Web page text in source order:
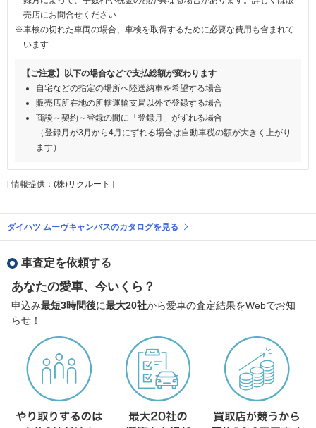
売店にお問合せください
※車検の切れた車両の場合、車検を取得するために必要な費用も含まれて
います
【ご注意】以下の場合などで支払総額が変わります
自宅などの指定の場所へ陸送納車を希望する場合
販売店所在地の所轄運輸支局以外で登録する場合
商談～契約～登録の間に「登録月」がずれる場合
（登録月が3月から4月にずれる場合は自動車税の額が大きく上がり
ます）
[ 情報提供：(株)リクルート ]
ダイハツ ムーヴキャンバスのカタログを見る
車査定を依頼する
あなたの愛車、今いくら？
申込み最短3時間後に最大20社から愛車の査定結果をWebでお知
らせ！